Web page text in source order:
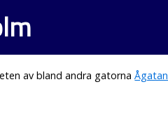
av bland andra gatornaÅgatan